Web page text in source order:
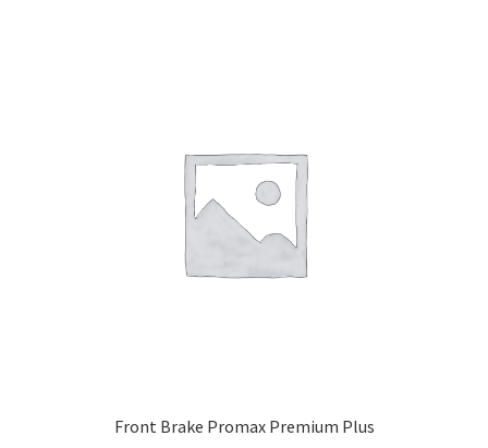
Front Brake Promax Premium Plus